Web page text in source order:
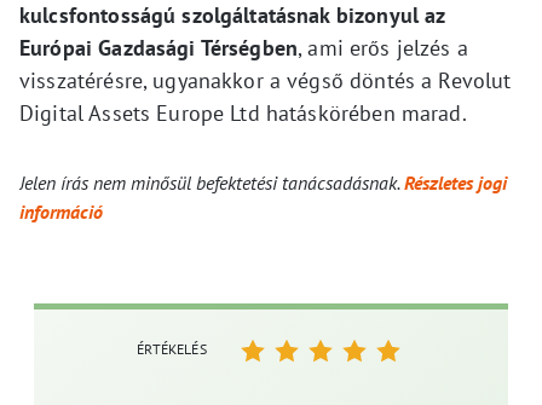
kulcsfontosságú szolgáltatásnak bizonyul az
Európai Gazdasági Térségben, ami erős jelzés a
visszatérésre, ugyanakkor a végső döntés a Revolut
Digital Assets Europe Ltd hatáskörében marad.
Jelen írás nem minősül befektetési tanácsadásnak.Részletes jogi
információ
ÉRTÉKELÉS